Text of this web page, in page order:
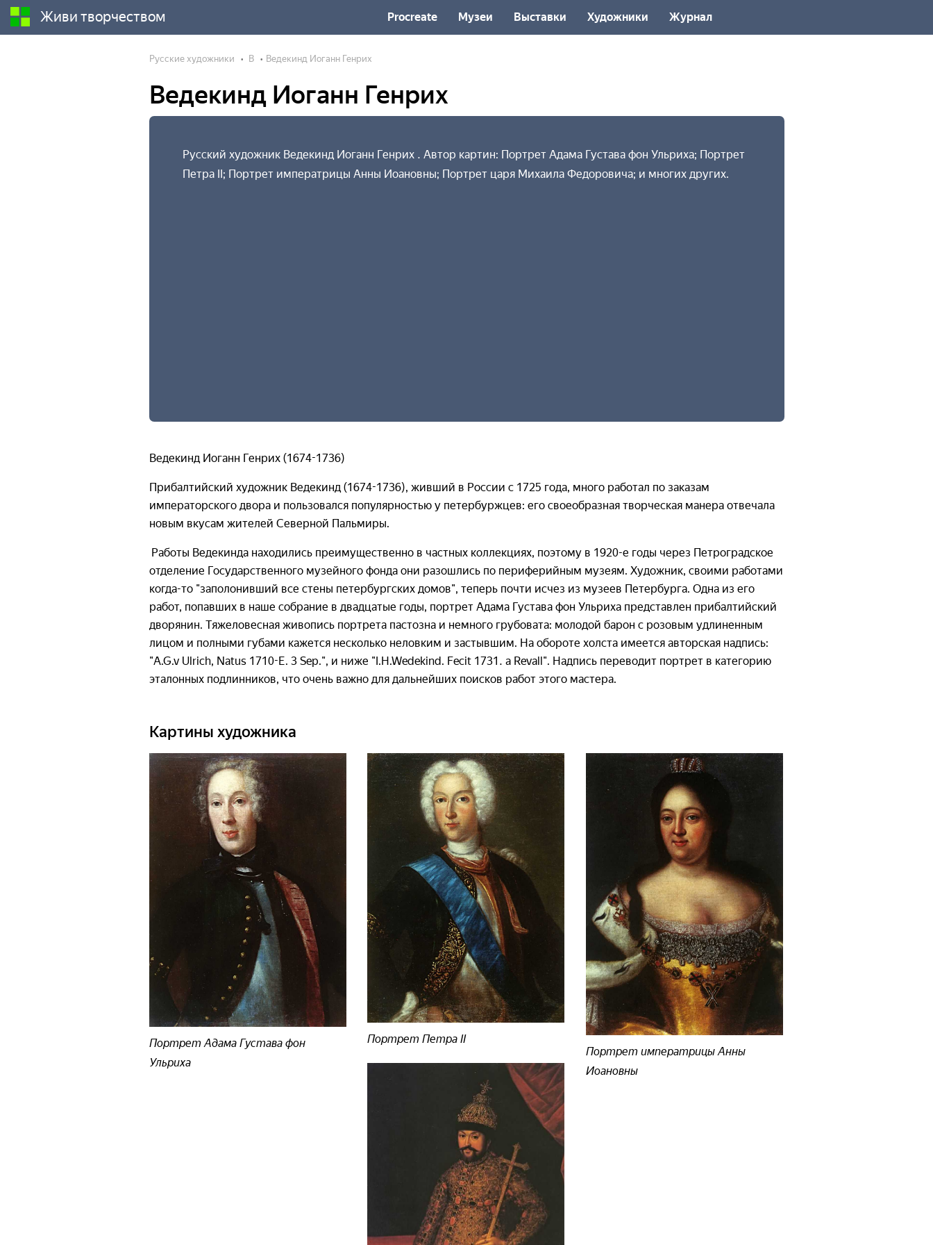
Живи творчеством Procreate Музеи Выставки Художники Журнал
Русские художники В Ведекинд Иоганн Генрих
Ведекинд Иоганн Генрих
Русский художник Ведекинд Иоганн Генрих . Автор картин: Портрет Адама Густава фон Ульриха; Портрет
Петра II; Портрет императрицы Анны Иоановны; Портрет царя Михаила Федоровича; и многих других.
Ведекинд Иоганн Генрих (1674-1736)
Прибалтийский художник Ведекинд (1674-1736), живший в России с 1725 года, много работал по заказам
императорского двора и пользовался популярностью у петербуржцев: его своеобразная творческая манера отвечала
новым вкусам жителей Северной Пальмиры.
Работы Ведекинда находились преимущественно в частных коллекциях, поэтому в 1920-е годы через Петроградское
отделение Государственного музейного фонда они разошлись по периферийным музеям. Художник, своими работами
когда-то "заполонивший все стены петербургских домов", теперь почти исчез из музеев Петербурга. Одна из его
работ, попавших в наше собрание в двадцатые годы, портрет Адама Густава фон Ульриха представлен прибалтийский
дворянин. Тяжеловесная живопись портрета пастозна и немного грубовата: молодой барон с розовым удлиненным
лицом и полными губами кажется несколько неловким и застывшим. На обороте холста имеется авторская надпись:
"A.G.v Ulrich, Natus 1710-E. 3 Sep.", и ниже "I.H.Wedekind. Fecit 1731. a Revall". Надпись переводит портрет в категорию
эталонных подлинников, что очень важно для дальнейших поисков работ этого мастера.
Картины художника
Портрет Адама Густава фон
Ульриха
Портрет Петра II
Портрет императрицы Анны
Иоановны